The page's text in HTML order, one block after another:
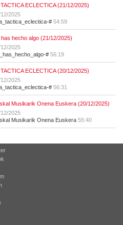
TACTICA ECLECTICA (21/12/2025)
2025
# 54:59
hecho algo (21/12/2025)
2025
# 56:19
TACTICA ECLECTICA (20/12/2025)
2025
# 56:31
Musikarik Onena Euskera (20/12/2025)
2025
Musikarik Onena Euskera 55:40